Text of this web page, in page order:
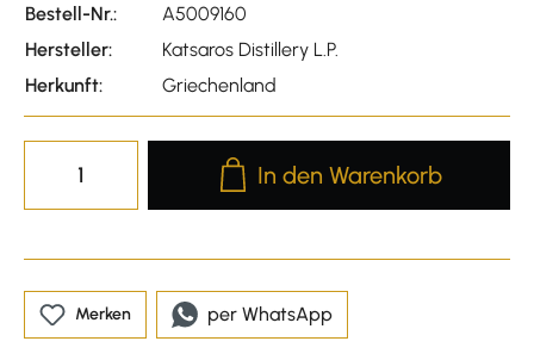
Bestell-Nr.:
A5009160
Hersteller:
Katsaros Distillery L.P.
Herkunft:
Griechenland
Produkt Anzahl: Gib den
In den Warenkorb
Merken per WhatsApp